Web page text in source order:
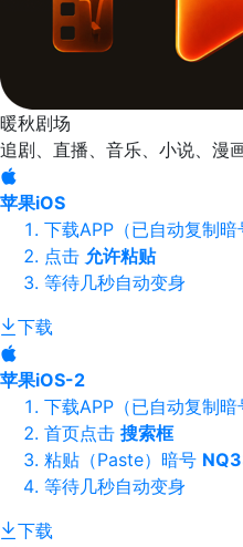
暖秋剧场
追剧、直播、音乐、小说、漫
苹果iOS
下载APP（已自动复制暗
点击 允许粘贴
等待几秒自动变身
下载
苹果iOS-2
下载APP（已自动复制暗
首页点击 搜索框
粘贴（Paste）暗号
等待几秒自动变身
下载